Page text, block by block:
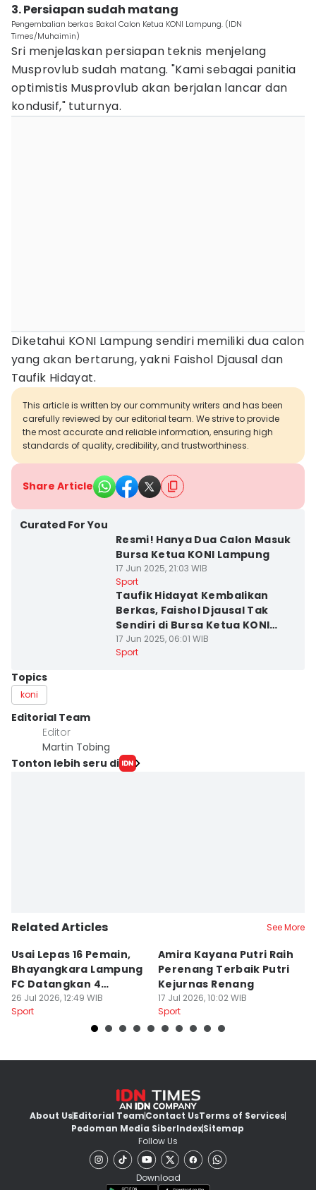
3. Persiapan sudah matang
Pengembalian berkas Bakal Calon Ketua KONI Lampung. (IDN
Times/Muhaimin)
Sri menjelaskan persiapan teknis menjelang
Musprovlub sudah matang. "Kami sebagai panitia
optimistis Musprovlub akan berjalan lancar dan
kondusif," tuturnya.
Diketahui KONI Lampung sendiri memiliki dua calon
yang akan bertarung, yakni Faishol Djausal dan
Taufik Hidayat.
This article is written by our community writers and has been
carefully reviewed by our editorial team. We strive to provide
the most accurate and reliable information, ensuring high
standards of quality, credibility, and trustworthiness.
Share Article
Curated For You
Resmi! Hanya Dua Calon Masuk
Bursa Ketua KONI Lampung
17 Jun 2025, 21:03 WIB
Sport
Taufik Hidayat Kembalikan
Berkas, Faishol Djausal Tak
Sendiri di Bursa Ketua KONI
Lampung
17 Jun 2025, 06:01 WIB
Sport
Topics
koni
Editorial Team
Editor
Martin Tobing
Tonton lebih seru di
Related Articles See More
Usai Lepas 16 Pemain,
Bhayangkara Lampung
FC Datangkan 4
Rekrutan
26 Jul 2026, 12:49 WIB
Sport
Amira Kayana Putri Raih
Perenang Terbaik Putri
Kejurnas Renang
17 Jul 2026, 10:02 WIB
Sport
About UsEditorial TeamContact UsTerms of Services
Pedoman Media SiberIndexSitemap
Follow Us
Download